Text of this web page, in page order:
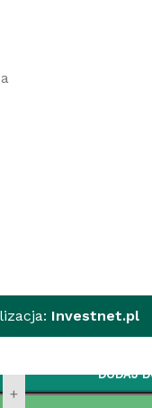
Investnet.pl
+
DODAJ